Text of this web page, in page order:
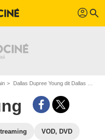
profil search
Dallas Dupree Young dit Dallas Young
VOD, DVD